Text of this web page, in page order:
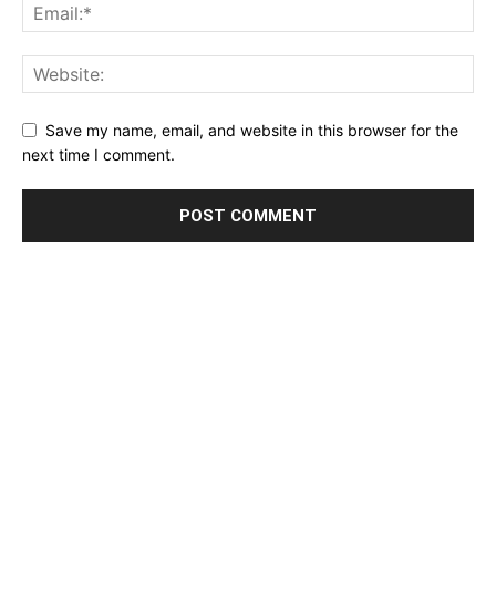
Save my name, email, and website in this browser for the
next time I comment.